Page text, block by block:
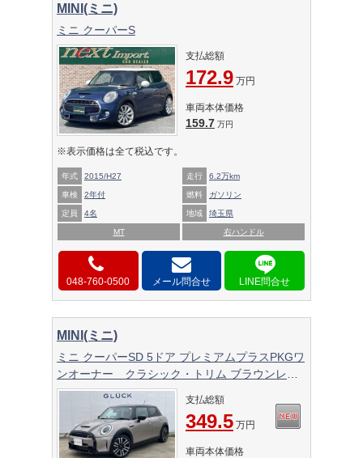
MINI(ミニ)
ミニ クーパーS
支払総額
172.9 万円
車両本体価格
159.7 万円
※表示価格は全て税込です。
年式 2015/H27 走行 6.2万km
車検 2年付 燃料 ガソリン
定員 4名 地域 埼玉県
MT 右ハンドル
048-760-0500 メール問合せ
MINI(ミニ)
ミニ クーパーSD 5ドア プレミアムプラスPKGワ
ンオーナー クラシック・トリム ブラウンレザ
ーチェスターシート apple car play インテリジェ
ントセーフティ 純正ナビ追従クルーズBluetooth
LEDヘッドライト バックモニター 禁煙車
支払総額
349.5 万円
車両本体価格